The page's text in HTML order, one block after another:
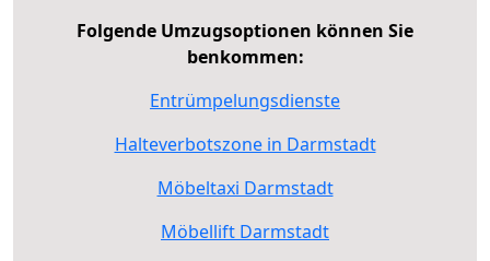
Folgende Umzugsoptionen können Sie
benkommen:
Entrümpelungsdienste
Halteverbotszone in Darmstadt
Möbeltaxi Darmstadt
Möbellift Darmstadt